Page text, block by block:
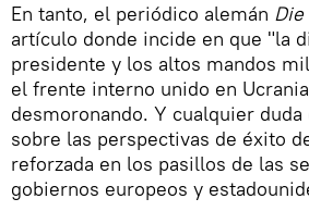
En tanto, el periódico alemán Die
artículo donde incide en que "la
presidente y los altos mandos
el frente interno unido en
desmoronando. Y cualquier
sobre las perspectivas de éxito
reforzada en los pasillos de las
gobiernos europeos y